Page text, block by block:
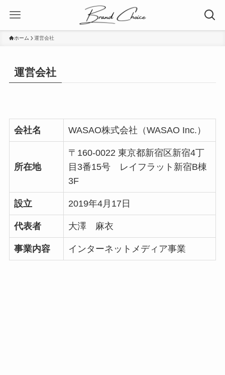
ホーム 運営会社
運営会社
会社名 WASAO株式会社（WASAO Inc.）
所在地
〒160-0022 東京都新宿区新宿4丁
目3番15号 レイフラット新宿B棟
3F
設立 2019年4月17日
代表者 大澤 麻衣
事業内容 インターネットメディア事業